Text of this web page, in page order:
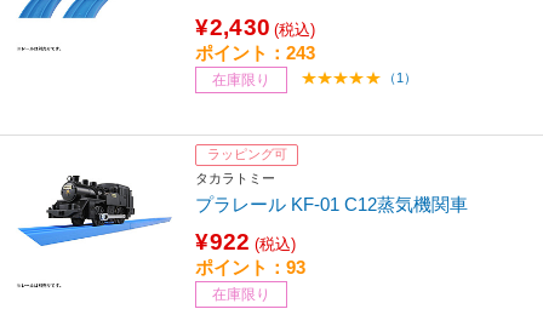
¥2,430 (税込)
ポイント：243
在庫限り （1）
ラッピング可
タカラトミー
プラレール KF-01 C12蒸気機関車
¥922 (税込)
ポイント：93
在庫限り